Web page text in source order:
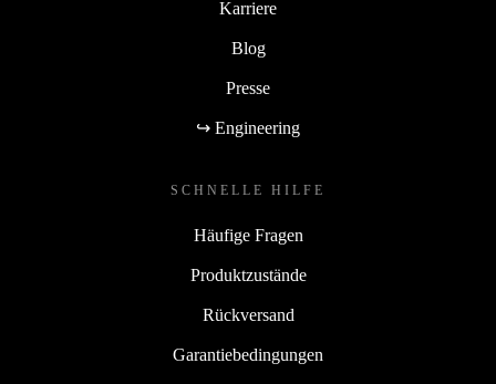
Karriere
Blog
Presse
↪ Engineering
SCHNELLE HILFE
Häufige Fragen
Produktzustände
Rückversand
Garantiebedingungen